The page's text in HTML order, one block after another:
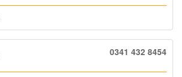
0341 432 8454